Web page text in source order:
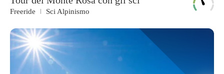
Freeride Sci Alpinismo